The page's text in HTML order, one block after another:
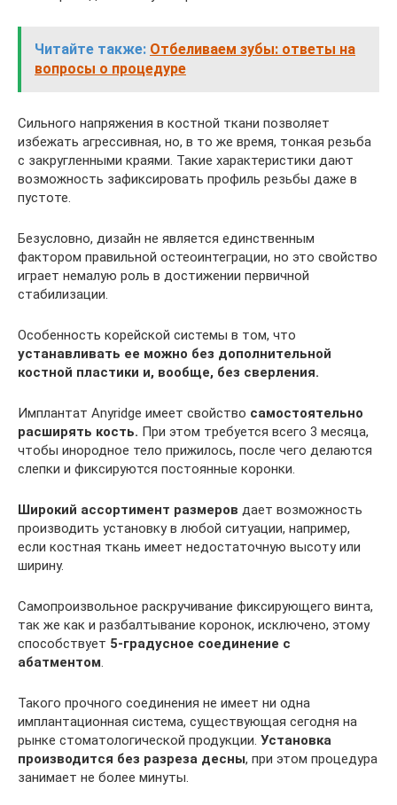
Читайте также: Отбеливаем зубы: ответы на
вопросы о процедуре
Сильного напряжения в костной ткани позволяет
избежать агрессивная, но, в то же время, тонкая резьба
с закругленными краями. Такие характеристики дают
возможность зафиксировать профиль резьбы даже в
пустоте.
Безусловно, дизайн не является единственным
фактором правильной остеоинтеграции, но это свойство
играет немалую роль в достижении первичной
стабилизации.
Особенность корейской системы в том, что
устанавливать ее можно без дополнительной
костной пластики и, вообще, без сверления.
Имплантат Anyridge имеет свойство самостоятельно
расширять кость. При этом требуется всего 3 месяца,
чтобы инородное тело прижилось, после чего делаются
слепки и фиксируются постоянные коронки.
Широкий ассортимент размеров дает возможность
производить установку в любой ситуации, например,
если костная ткань имеет недостаточную высоту или
ширину.
Самопроизвольное раскручивание фиксирующего винта,
так же как и разбалтывание коронок, исключено, этому
способствует 5-градусное соединение с
абатментом.
Такого прочного соединения не имеет ни одна
имплантационная система, существующая сегодня на
рынке стоматологической продукции. Установка
производится без разреза десны, при этом процедура
занимает не более минуты.